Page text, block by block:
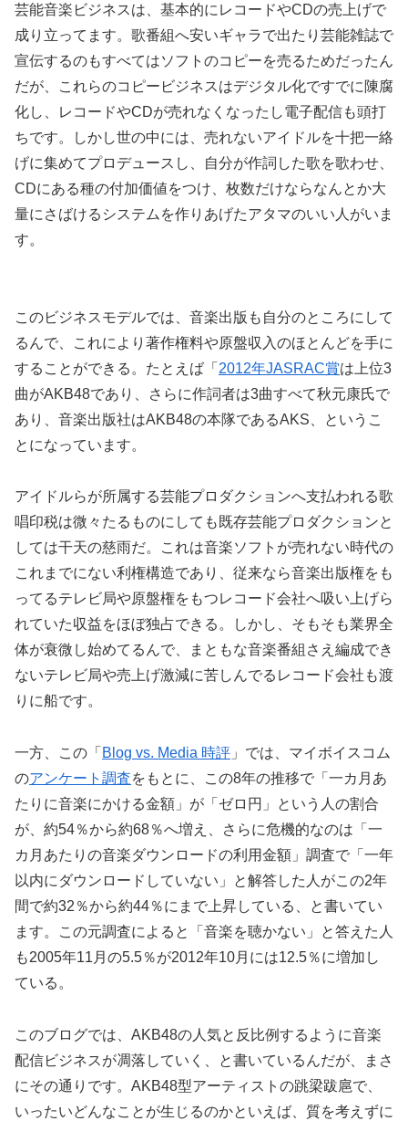
芸能音楽ビジネスは、基本的にレコードやCDの売上げで
成り立ってます。歌番組へ安いギャラで出たり芸能雑誌で
宣伝するのもすべてはソフトのコピーを売るためだったん
だが、これらのコピービジネスはデジタル化ですでに陳腐
化し、レコードやCDが売れなくなったし電子配信も頭打
ちです。しかし世の中には、売れないアイドルを十把一絡
げに集めてプロデュースし、自分が作詞した歌を歌わせ、
CDにある種の付加価値をつけ、枚数だけならなんとか大
量にさばけるシステムを作りあげたアタマのいい人がいま
す。
このビジネスモデルでは、音楽出版も自分のところにして
るんで、これにより著作権料や原盤収入のほとんどを手に
することができる。たとえば「 2012年JASRAC賞は上位3
曲がAKB48であり、さらに作詞者は3曲すべて秋元康氏で
あり、音楽出版社はAKB48の本隊であるAKS、というこ
とになっています。
アイドルらが所属する芸能プロダクションへ支払われる歌
唱印税は微々たるものにしても既存芸能プロダクションと
しては干天の慈雨だ。これは音楽ソフトが売れない時代の
これまでにない利権構造であり、従来なら音楽出版権をも
ってるテレビ局や原盤権をもつレコード会社へ吸い上げら
れていた収益をほぼ独占できる。しかし、そもそも業界全
体が衰微し始めてるんで、まともな音楽番組さえ編成でき
ないテレビ局や売上げ激減に苦しんでるレコード会社も渡
りに船です。
一方、この「 Blog vs. Media 時評 」では、マイボイスコム
のアンケート調査をもとに、この8年の推移で「一カ月あ
たりに音楽にかける金額」が「ゼロ円」という人の割合
が、約54％から約68％へ増え、さらに危機的なのは「一
カ月あたりの音楽ダウンロードの利用金額」調査で「一年
以内にダウンロードしていない」と解答した人がこの2年
間で約32％から約44％にまで上昇している、と書いてい
ます。この元調査によると「音楽を聴かない」と答えた人
も2005年11月の5.5％が2012年10月には12.5％に増加し
ている。
このブログでは、AKB48の人気と反比例するように音楽
配信ビジネスが凋落していく、と書いているんだが、まさ
にその通りです。AKB48型アーティストの跳梁跋扈で、
いったいどんなことが生じるのかといえば、質を考えずに